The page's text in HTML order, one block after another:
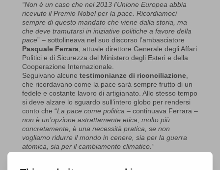
“Non è un caso che nel 2013 l’Unione Europea abbia
ricevuto il Premio Nobel per la pace. Ricordiamoci
sempre di questo mandato che viene dalla storia, ma
che deve tramutarsi in iniziative politiche a favore della
pace” – sottolineava nel suo discorso l’ambasciatore
Pasquale Ferrara, attuale direttore Generale degli Affari
Politici e di Sicurezza del Ministero degli Esteri e della
Cooperazione Internazionale.
Seguivano alcune testimonianze di riconciliazione,
che ricordavano come la pace sarà sempre frutto di un
fedele e costante lavoro di artigianato. Allo stesso tempo
si deve alzare lo sguardo sull’intero globo per rendersi
conto che “La pace come politica – continuava Ferrara–
non è un’opzione astrattamente etica; molto più
concretamente, è una necessità pratica, se non
vogliamo ridurre il mondo in cenere, sia per la guerra
atomica, sia per il cambiamento climatico.”